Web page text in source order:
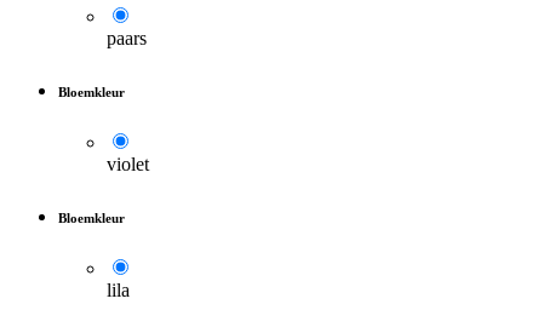
paars
Bloemkleur
violet
Bloemkleur
lila